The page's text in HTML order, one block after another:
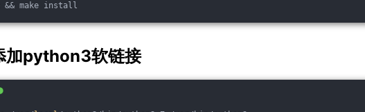
&& make install
加python3软链接